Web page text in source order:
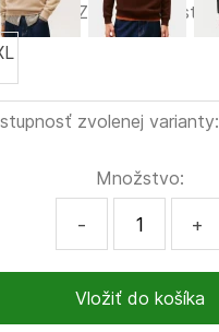
Zvolte velikost:
zvolenej varianty:
Množstvo:
- +